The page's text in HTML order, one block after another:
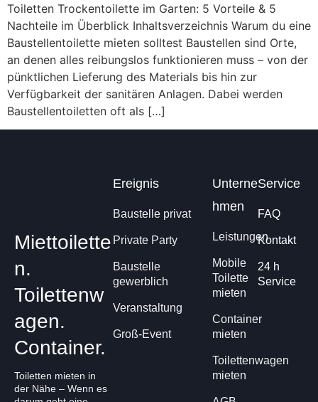
Toiletten Trockentoilette im Garten: 5 Vorteile & 5
Nachteile im Überblick Inhaltsverzeichnis Warum du eine
Baustellentoilette mieten solltest Baustellen sind Orte,
an denen alles reibungslos funktionieren muss – von der
pünktlichen Lieferung des Materials bis hin zur
Verfügbarkeit der sanitären Anlagen. Dabei werden
Baustellentoiletten oft als […]
Miettoilette
n.
Toilettenw
agen.
Container.
Toiletten mieten in
der Nähe – Wenn es
Ereignis
Baustelle privat
Private Party
Baustelle
gewerblich
Veranstaltung
Groß-Event
Unterne
hmen
Leistungen
Mobile
Toilette
mieten
Container
mieten
Toilettenwagen
mieten
Service
FAQ
Kontakt
24 h
Service